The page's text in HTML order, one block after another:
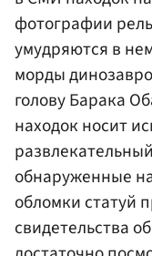
фотографии
умудряются в
морды
голову Барака
находок носит
обнаруженные
обломки статуй
свидетельства